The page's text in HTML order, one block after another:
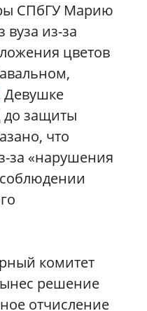
СПбГУ Марию
вуза из-за
цветов
Девушке
до защиты
что
за «нарушения
соблюдении
комитет
решение
отчисление